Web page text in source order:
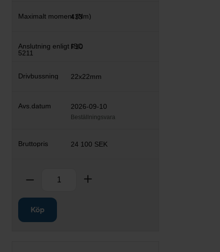
433
F10
22x22mm
2026-09-10
Beställningsvara
24 100 SEK
Ta bort
Köp